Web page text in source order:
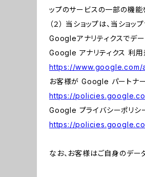
ップのサービスの一部の機能
（２） 当ショップは、当シ
Googleアナリティクスでデ
Google アナリティクス 利用
https://www.google.com/
お客様が Google パートナ
https://
Google プライバシーポリシ
https://
なお、お客様はご自身のデ